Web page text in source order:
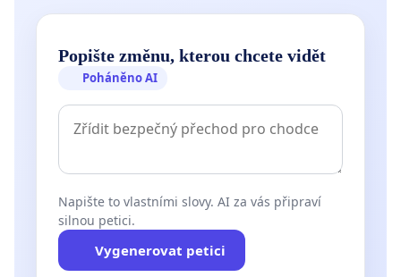
Popište změnu, kterou chcete vidět
Poháněno AI
Napište to vlastními slovy. AI za vás připraví
silnou petici.
Vygenerovat petici